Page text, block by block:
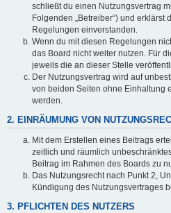
schließt du einen Nutzungsvertrag
Folgenden „Betreiber“) und erklärst
Regelungen einverstanden.
Wenn du mit diesen Regelungen
das Board nicht weiter nutzen. Für
jeweils die an dieser Stelle
Der Nutzungsvertrag wird auf
von beiden Seiten ohne Einhaltung
werden.
2. EINRÄUMUNG VON
Mit dem Erstellen eines Beitrags
zeitlich und räumlich
Beitrag im Rahmen des Boards zu
Das Nutzungsrecht nach Punkt 2,
Kündigung des Nutzungsvertrages
3. PFLICHTEN DES NUTZERS